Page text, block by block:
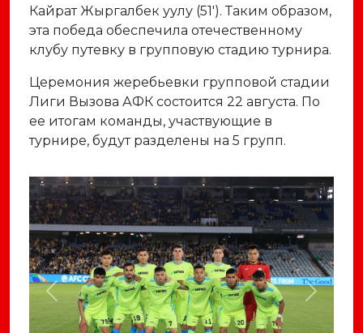
Кайрат Жыргалбек уулу (51'). Таким образом,
эта победа обеспечила отечественному
клубу путевку в групповую стадию турнира.
Церемония жеребьевки групповой стадии
Лиги Вызова АФК состоится 22 августа. По
ее итогам команды, участвующие в
турнире, будут разделены на 5 групп.
Previous Next